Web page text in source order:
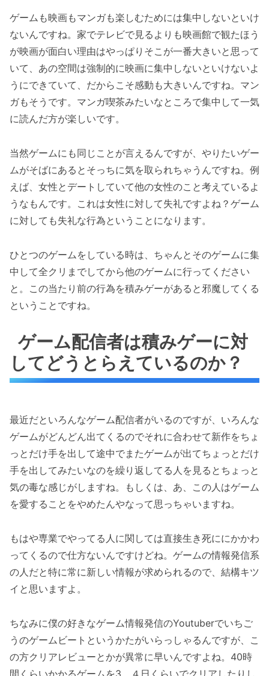
ゲームも映画もマンガも楽しむためには集中しないといけ
ないんですね。家でテレビで見るよりも映画館で観たほう
が映画が面白い理由はやっぱりそこが一番大きいと思って
いて、あの空間は強制的に映画に集中しないといけないよ
うにできていて、だからこそ感動も大きいんですね。マン
ガもそうです。マンガ喫茶みたいなところで集中して一気
に読んだ方が楽しいです。
当然ゲームにも同じことが言えるんですが、やりたいゲー
ムがそばにあるとそっちに気を取られちゃうんですね。例
えば、女性とデートしていて他の女性のこと考えているよ
うなもんです。これは女性に対して失礼ですよね？ゲーム
に対しても失礼な行為ということになります。
ひとつのゲームをしている時は、ちゃんとそのゲームに集
中して全クリまでしてから他のゲームに行ってください
と。この当たり前の行為を積みゲーがあると邪魔してくる
ということですね。
ゲーム配信者は積みゲーに対
してどうとらえているのか？
最近だといろんなゲーム配信者がいるのですが、いろんな
ゲームがどんどん出てくるのでそれに合わせて新作をちょ
っとだけ手を出して途中でまたゲームが出てちょっとだけ
手を出してみたいなのを繰り返してる人を見るとちょっと
気の毒な感じがしますね。もしくは、あ、この人はゲーム
を愛することをやめたんやなって思っちゃいますね。
もはや専業でやってる人に関しては直接生き死ににかかわ
ってくるので仕方ないんですけどね。ゲームの情報発信系
の人だと特に常に新しい情報が求められるので、結構キツ
イと思いますよ。
ちなみに僕の好きなゲーム情報発信のYoutuberでいちご
うのゲームビートというかたがいらっしゃるんですが、こ
の方クリアレビューとかが異常に早いんですよね。40時
間くらいかかるゲームを3、４日くらいでクリアしたりし